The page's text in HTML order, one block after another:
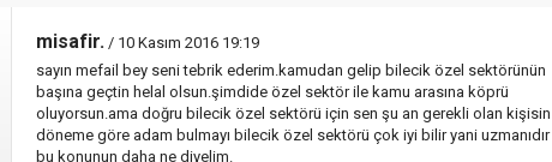
misafir. / 10 Kasım 2016 19:19
sayın mefail bey seni tebrik ederim.kamudan gelip bilecik özel sektörünün
başına geçtin helal olsun.şimdide özel sektör ile kamu arasına köprü
oluyorsun.ama doğru bilecik özel sektörü için sen şu an gerekli olan kişisin
döneme göre adam bulmayı bilecik özel sektörü çok iyi bilir yani uzmanıdır
bu konunun daha ne diyelim.